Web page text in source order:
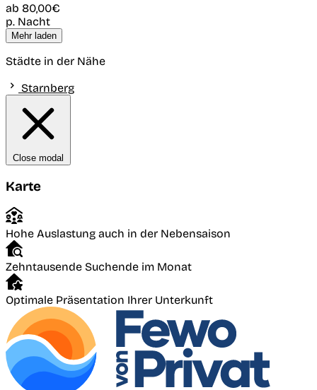
ab 80,00€
p. Nacht
Mehr laden
Städte in der Nähe
Starnberg
Close modal
Karte
Hohe Auslastung auch in der Nebensaison
Zehntausende Suchende im Monat
Optimale Präsentation Ihrer Unterkunft